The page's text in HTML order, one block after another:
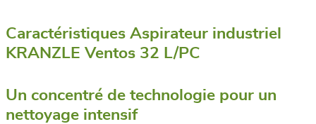
Caractéristiques Aspirateur industriel
KRANZLE Ventos 32 L/PC
Un concentré de technologie pour un
nettoyage intensif